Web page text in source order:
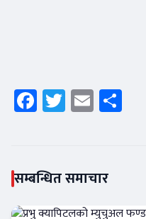
Facebook
Twitter
Email
सम्बन्धित समाचार